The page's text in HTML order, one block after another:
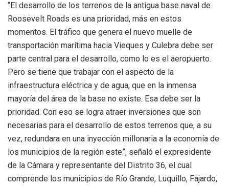
“El desarrollo de los terrenos de la antigua base naval de
Roosevelt Roads es una prioridad, más en estos
momentos. El tráfico que genera el nuevo muelle de
transportación marítima hacia Vieques y Culebra debe ser
parte central para el desarrollo, como lo es el aeropuerto.
Pero se tiene que trabajar con el aspecto de la
infraestructura eléctrica y de agua, que en la inmensa
mayoría del área de la base no existe. Esa debe ser la
prioridad. Con eso se logra atraer inversiones que son
necesarias para el desarrollo de estos terrenos que, a su
vez, redundara en una inyección millonaria a la economía de
los municipios de la región este”, señaló el expresidente
de la Cámara y representante del Distrito 36, el cual
comprende los municipios de Río Grande, Luquillo, Fajardo,